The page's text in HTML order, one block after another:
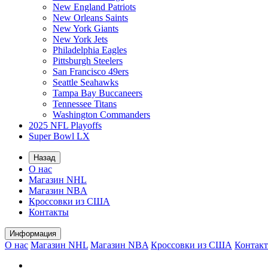
New England Patriots
New Orleans Saints
New York Giants
New York Jets
Philadelphia Eagles
Pittsburgh Steelers
San Francisco 49ers
Seattle Seahawks
Tampa Bay Buccaneers
Tennessee Titans
Washington Commanders
2025 NFL Playoffs
Super Bowl LX
Назад
О нас
Магазин NHL
Магазин NBA
Кроссовки из США
Контакты
Информация
О нас Магазин NHL Магазин NBA Кроссовки из США